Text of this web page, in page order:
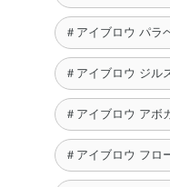
＃アイブロウ パラ
＃アイブロウ ジル
＃アイブロウ アボ
＃アイブロウ フロ